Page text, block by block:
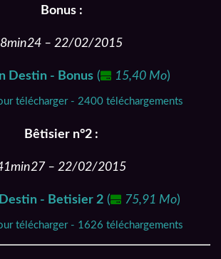
Bonus :
8min24 – 22/02/2015
Destin - Bonus( 15,40 Mo)
télécharger - 2400 téléchargements
Bêtisier n°2 :
– 22/02/2015
- Betisier 2( 75,91 Mo)
télécharger - 1626 téléchargements